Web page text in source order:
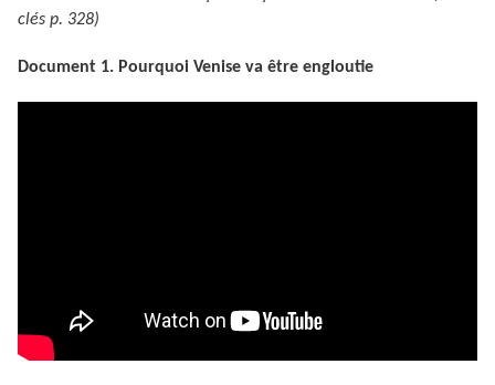
clés p. 328)
Document 1. Pourquoi Venise va être engloutie